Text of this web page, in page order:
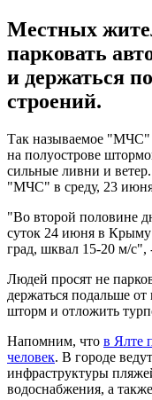
Местных
парковать
и держаться
строений.
Так называемое "МЧС"
на полуострове
сильные ливни и
"МЧС" в среду, 23
"Во второй половине
суток 24 июня в
град, шквал 15-20 м/с",
Людей просят не
держаться подальше от
шторм и отложить
Напомним, что в Ялте
человек. В городе
инфраструктуры
водоснабжения, а